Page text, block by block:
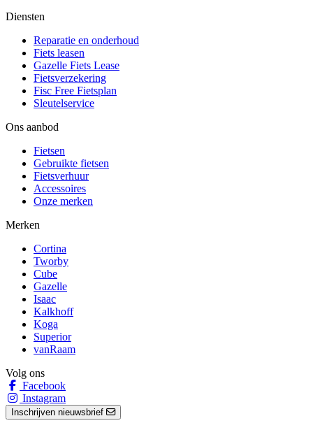
Diensten
Reparatie en onderhoud
Fiets leasen
Gazelle Fiets Lease
Fietsverzekering
Fisc Free Fietsplan
Sleutelservice
Ons aanbod
Fietsen
Gebruikte fietsen
Fietsverhuur
Accessoires
Onze merken
Merken
Cortina
Tworby
Cube
Gazelle
Isaac
Kalkhoff
Koga
Superior
vanRaam
Volg ons
Facebook
Instagram
Inschrijven nieuwsbrief